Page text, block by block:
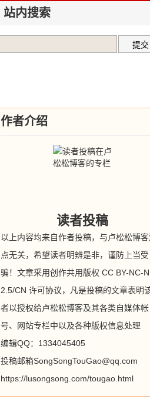
站内搜索
作者介绍
读者投稿
以上内容均来自作者投稿，与卢松松博
点无关，希望读者明辨是非，谨防上当受
骗！文章采用创作共用版权 CC BY-NC-
2.5/CN 许可协议，凡是投稿的文章表明
者以授权给卢松松博客及其各类自媒体帐
号、网站专栏中以及各种版权信息处理
编辑QQ：1334045405
投稿邮箱SongSongTouGao@qq.com
https://lusongsong.com/tougao.html